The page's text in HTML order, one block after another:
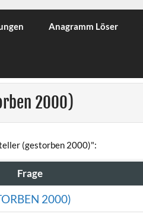
Anagramm Löser
2000)
(gestorben 2000)":
Frage
2000)